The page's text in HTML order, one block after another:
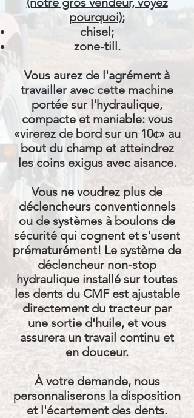
pourquoi);
chisel;
zone-till.
Vous aurez de l'agrément à
travailler avec cette machine
portée sur l'hydraulique,
compacte et maniable: vous
«virerez de bord sur un 10¢» au
bout du champ et atteindrez
les coins exigus avec aisance.
Vous ne voudrez plus de
déclencheurs conventionnels
ou de systèmes à boulons de
sécurité qui cognent et s'usent
prématurément! Le système de
déclencheur non-stop
hydraulique installé sur toutes
les dents du CMF est ajustable
directement du tracteur par
une sortie d'huile, et vous
assurera un travail continu et
en douceur.
À votre demande, nous
personnaliserons la disposition
et l'écartement des dents.